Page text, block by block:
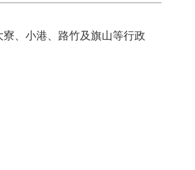
、小港、路竹及旗山等行政